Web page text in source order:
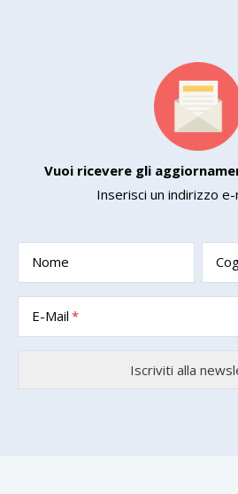
Vuoi ricevere gli
Inserisci un indirizzo e-
Nome
E-Mail